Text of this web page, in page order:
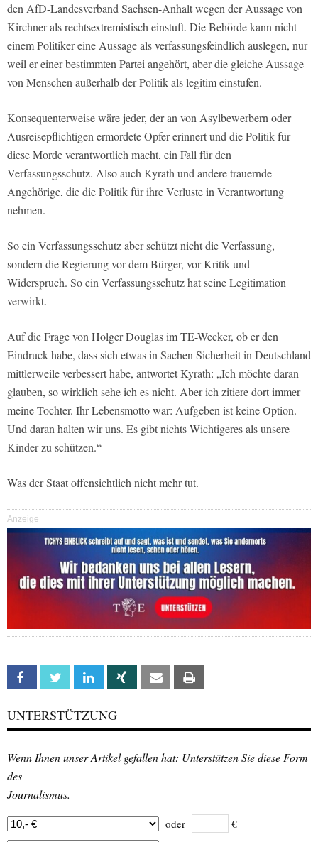
den AfD-Landesverband Sachsen-Anhalt wegen der Aussage von
Kirchner als rechtsextremistisch einstuft. Die Behörde kann nicht
einem Politiker eine Aussage als verfassungsfeindlich auslegen, nur
weil er einer bestimmten Partei angehört, aber die gleiche Aussage
von Menschen außerhalb der Politik als legitim einstufen.
Konsequenterweise wäre jeder, der an von Asylbewerbern oder
Ausreisepflichtigen ermordete Opfer erinnert und die Politik für
diese Morde verantwortlich macht, ein Fall für den
Verfassungsschutz. Also auch Kyrath und andere trauernde
Angehörige, die die Politik für ihre Verluste in Verantwortung
nehmen.
So ein Verfassungsschutz aber schützt nicht die Verfassung,
sondern die Regierung vor dem Bürger, vor Kritik und
Widerspruch. So ein Verfassungsschutz hat seine Legitimation
verwirkt.
Auf die Frage von Holger Douglas im TE-Wecker, ob er den
Eindruck habe, dass sich etwas in Sachen Sicherheit in Deutschland
mittlerweile verbessert habe, antwortet Kyrath: „Ich möchte daran
glauben, so wirklich sehe ich es nicht. Aber ich zitiere dort immer
meine Tochter. Ihr Lebensmotto war: Aufgeben ist keine Option.
Und daran halten wir uns. Es gibt nichts Wichtigeres als unsere
Kinder zu schützen.“
Was der Staat offensichtlich nicht mehr tut.
Anzeige
Facebook Twitter Linkedin Xing Email
UNTERSTÜTZUNG
Wenn Ihnen unser Artikel gefallen hat: Unterstützen Sie diese Form
des
Journalismus.
oder €